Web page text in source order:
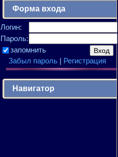
Форма входа
Логин:
Пароль:
запомнить
Забыл пароль| Регистрация
Навигатор